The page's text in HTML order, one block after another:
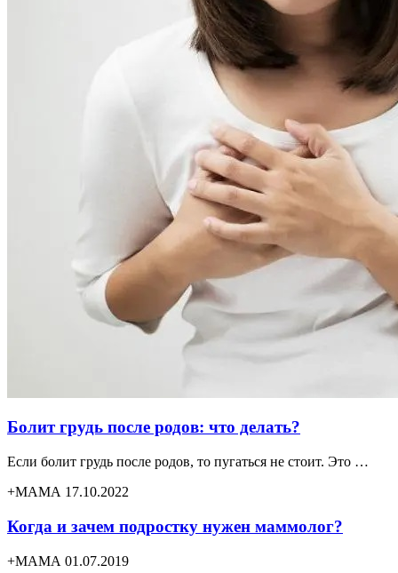
Болит грудь после родов: что делать?
Если болит грудь после родов, то пугаться не стоит. Это …
+МАМА 17.10.2022
Когда и зачем подростку нужен маммолог?
+МАМА 01.07.2019